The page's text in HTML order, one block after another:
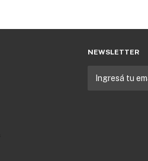
NEWSLETTER